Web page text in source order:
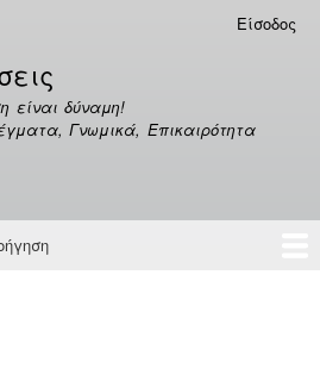
περιεχόμενο
Είσοδος
είναι δύναμη!
Γνωμικά, Επικαιρότητα